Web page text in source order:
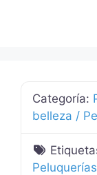
Categoría:
belleza /